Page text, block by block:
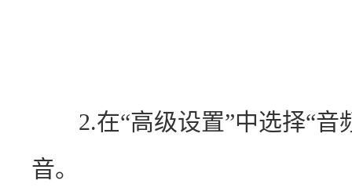
2.在“高级设置”中选择“音
音。